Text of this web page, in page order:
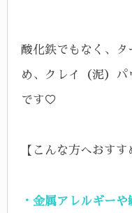
酸化鉄でもなく、タ
め、クレイ（泥）
です♡
【こんな方へおすす
・金属アレルギー